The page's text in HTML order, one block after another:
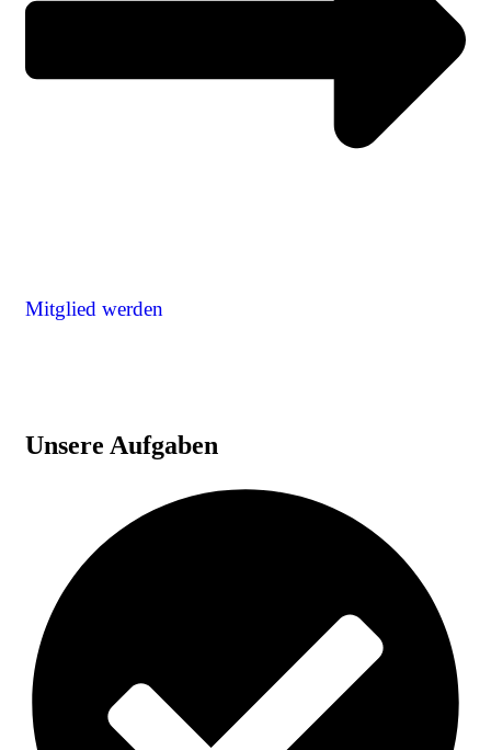
Mitglied werden
Unsere Aufgaben